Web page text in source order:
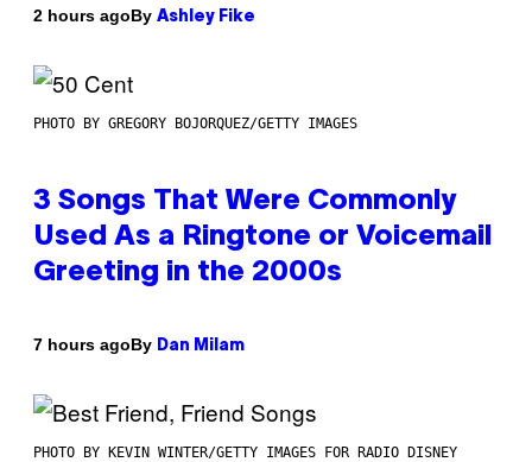
2 hours agoBy Ashley Fike
PHOTO BY GREGORY BOJORQUEZ/GETTY IMAGES
3 Songs That Were Commonly
Used As a Ringtone or Voicemail
Greeting in the 2000s
7 hours agoBy Dan Milam
PHOTO BY KEVIN WINTER/GETTY IMAGES FOR RADIO DISNEY